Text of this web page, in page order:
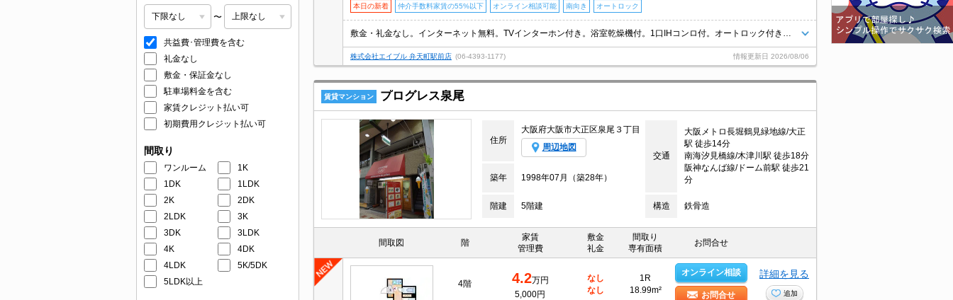
〜
共益費･管理費を含む
礼金なし
敷金・保証金なし
駐車場料金を含む
家賃クレジット払い可
初期費用クレジット払い可
間取り
ワンルーム
1K
1DK
1LDK
2K
2DK
2LDK
3K
3DK
3LDK
4K
4DK
4LDK
5K/5DK
5LDK以上
本日の新着 仲介手数料家賃の55%以下 オンライン相談可能 南向き オートロック
株式会社エイブル 弁天町駅前店 (06-4393-1177) 情報更新日 2026/08/06
賃貸マンション プログレス泉尾
住所
大阪府大阪市大正区泉尾３丁目
周辺地図
交通
大阪メトロ長堀鶴見緑地線/大正
駅 徒歩14分
南海汐見橋線/木津川駅 徒歩18分
阪神なんば線/ドーム前駅 徒歩21
分
築年 1998年07月（築28年）
階建 5階建 構造 鉄骨造
間取図 階
家賃
管理費
敷金
礼金
間取り
専有面積
お問合せ
4階 4.2万円
5,000円
なし
なし
1R
18.99m²
オンライン相談
お問合せ
詳細を見る
追加